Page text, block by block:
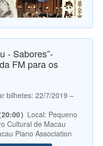
- Sabores”-
FM para os
bilhetes: 22/7/2019 –
） Local: Pequeno
Cultural de Macau
Piano Association